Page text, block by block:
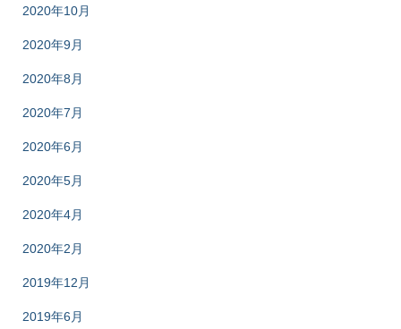
2020年10月
2020年9月
2020年8月
2020年7月
2020年6月
2020年5月
2020年4月
2020年2月
2019年12月
2019年6月